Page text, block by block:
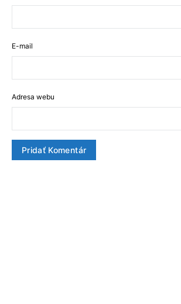
E-mail
Adresa webu